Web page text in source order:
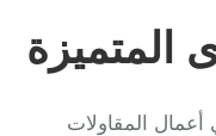
المتميزة
المقاولات